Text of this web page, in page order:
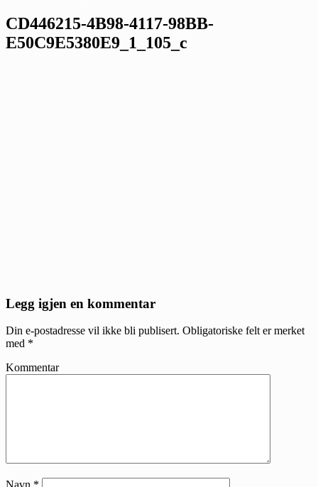
CD446215-4B98-4117-98BB-
E50C9E5380E9_1_105_c
Reader
Legg igjen en kommentar
Din e-postadresse vil ikke bli publisert. Obligatoriske felt er merket
med *
Kommentar